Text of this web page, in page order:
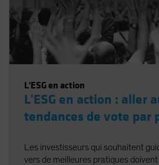
L'ESG en action
L'ESG en action : aller
tendances de vote par
Les investisseurs qui souhaitent
vers de meilleures pratiques